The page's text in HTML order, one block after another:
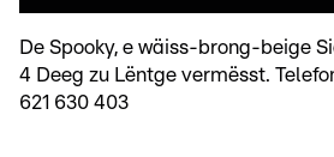
De Spooky, e wäiss-brong-beige
4 Deeg zu Lëntge vermësst.
621 630 403